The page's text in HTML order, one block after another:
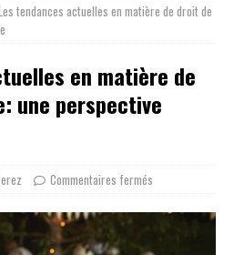
tendances actuelles en matière de droit de
en matière de
une perspective
Commentaires fermés